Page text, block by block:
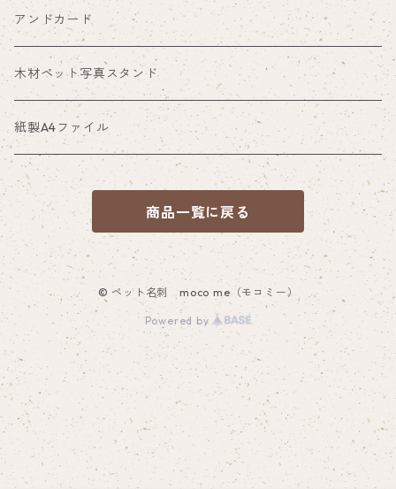
アンドカード
木材ペット写真スタンド
紙製A4ファイル
商品一覧に戻る
© ペット名刺 moco me（モコミー）
Powered by